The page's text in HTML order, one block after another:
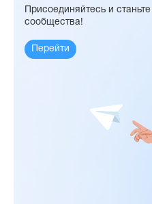
Присоединяйтесь и
сообщества!
Перейти